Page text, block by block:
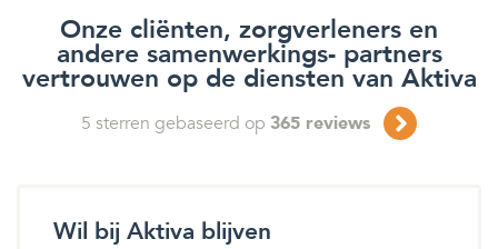
Onze cliënten, zorgverleners en
andere samenwerkings- partners
vertrouwen op de diensten van Aktiva
5 sterren gebaseerd op 365 reviews
Wil bij Aktiva blijven